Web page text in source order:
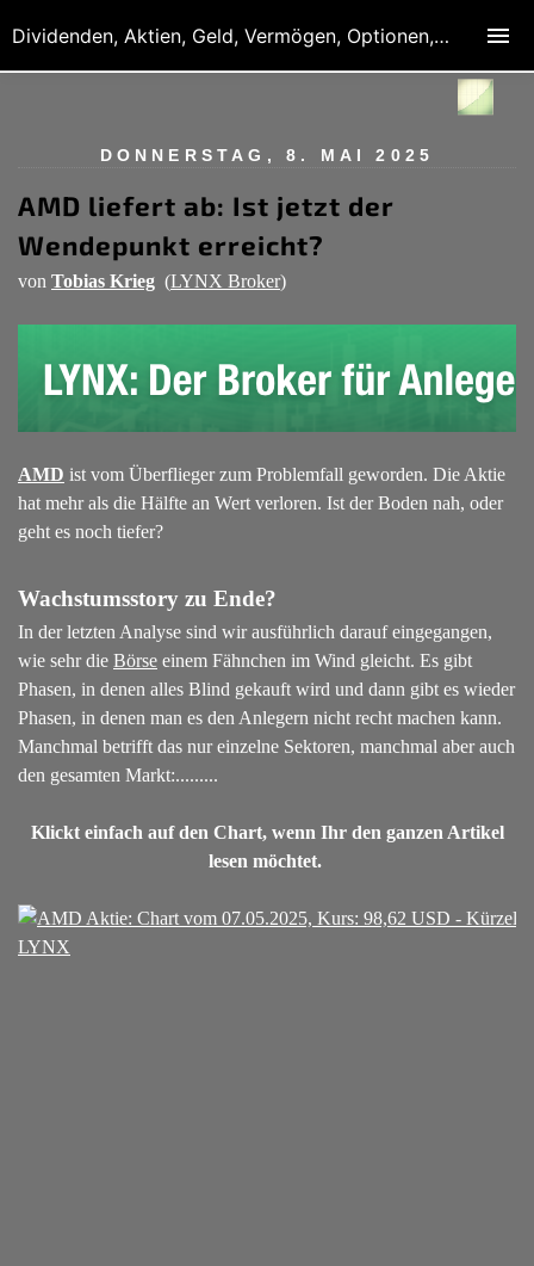
DONNERSTAG, 8. MAI 2025
AMD liefert ab: Ist jetzt der
Wendepunkt erreicht?
von Tobias Krieg (LYNX Broker)
AMD ist vom Überflieger zum Problemfall geworden. Die Aktie
hat mehr als die Hälfte an Wert verloren. Ist der Boden nah, oder
geht es noch tiefer?
Wachstumsstory zu Ende?
In der letzten Analyse sind wir ausführlich darauf eingegangen,
wie sehr die Börse einem Fähnchen im Wind gleicht. Es gibt
Phasen, in denen alles Blind gekauft wird und dann gibt es wieder
Phasen, in denen man es den Anlegern nicht recht machen kann.
Manchmal betrifft das nur einzelne Sektoren, manchmal aber auch
den gesamten Markt:.........
Klickt einfach auf den Chart, wenn Ihr den ganzen Artikel
lesen möchtet.
Dividenden, Aktien, Geld, Vermögen, Optionen, Derivate